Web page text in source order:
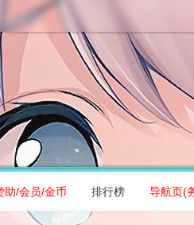
助/会员/金币 排行榜 导航页(